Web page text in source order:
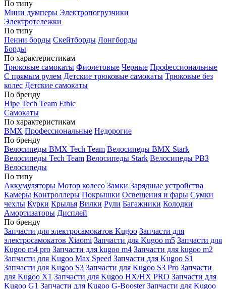
По типу
Мини думперы Электропогрузчики
Электротележки
По типу
Пенни борды Скейтборды Лонгборды
Борды
По характеристикам
Трюковые самокаты Фиолетовые Черные Профессиональные
С прямым рулем Детские трюковые самокаты Трюковые без
колес Детские самокаты
По бренду
Hipe Tech Team Ethic
Самокаты
По характеристикам
BMX Профессиональные Недорогие
По бренду
Велосипеды BMX Tech Team Велосипеды BMX Stark
Велосипеды Tech Team Велосипеды Stark Велосипеды РВЗ
Велосипеды
По типу
Аккумуляторы Мотор колесо Замки Зарядные устройства
Камеры Контроллеры Покрышки Освещения и фары Сумки
чехлы Курки Крылья Вилки Рули Багажники Колодки
Амортизаторы Дисплей
По бренду
Запчасти для электросамокатов Kugoo Запчасти для
электросамокатов Xiaomi Запчасти для Kugoo m5 Запчасти для
Кugoo m4 pro Запчасти для kugoo m4 Запчасти для kugoo m2
Запчасти для Kugoo Max Speed Запчасти для Kugoo S1
Запчасти для Kugoo S3 Запчасти для Kugoo S3 Pro Запчасти
для Kugoo X1 Запчасти для Kugoo HX/HX PRO Запчасти для
Kugoo G1 Запчасти для Kugoo G-Booster Запчасти для Kugoo